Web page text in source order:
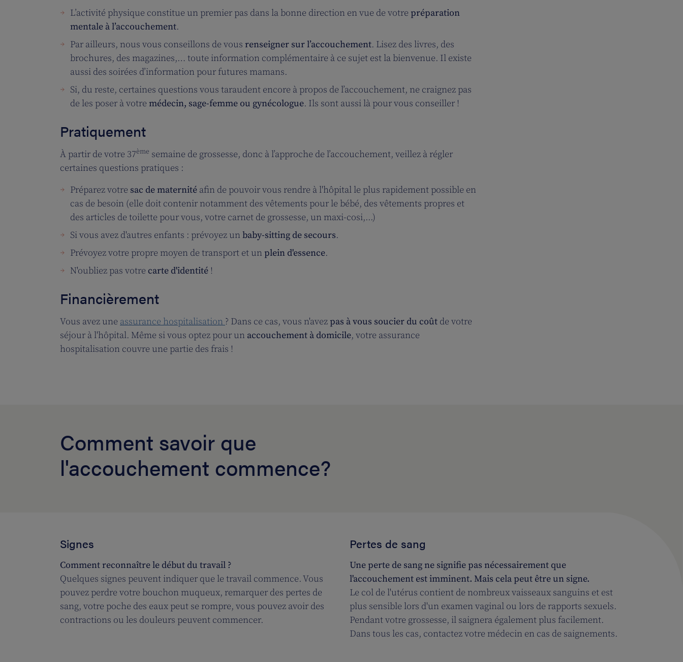
L’activité physique constitue un premier pas dans la bonne direction en vue de votre préparation
mentale à l’accouchement.
Par ailleurs, nous vous conseillons de vous renseigner sur l’accouchement. Lisez des livres, des
brochures, des magazines,… toute information complémentaire à ce sujet est la bienvenue. Il existe
aussi des soirées d’information pour futures mamans.
Si, du reste, certaines questions vous taraudent encore à propos de l’accouchement, ne craignez pas
de les poser à votre médecin, sage-femme ou gynécologue. Ils sont aussi là pour vous conseiller !
Pratiquement
À partir de votre 37ème semaine de grossesse, donc à l’approche de l’accouchement, veillez à régler
certaines questions pratiques :
Préparez votre sac de maternité afin de pouvoir vous rendre à l'hôpital le plus rapidement possible en
cas de besoin (elle doit contenir notamment des vêtements pour le bébé, des vêtements propres et
des articles de toilette pour vous, votre carnet de grossesse, un maxi-cosi,...)
Si vous avez d'autres enfants : prévoyez un baby-sitting de secours.
Prévoyez votre propre moyen de transport et un plein d'essence.
N'oubliez pas votre carte d'identité !
Financièrement
Vous avez une assurance hospitalisation ? Dans ce cas, vous n'avezpas à vous soucier du coût de votre
séjour à l'hôpital. Même si vous optez pour un accouchement à domicile, votre assurance
hospitalisation couvre une partie des frais !
Comment savoir que
l'accouchement commence?
Signes
Comment reconnaître le début du travail ?
Quelques signes peuvent indiquer que le travail commence. Vous
pouvez perdre votre bouchon muqueux, remarquer des pertes de
sang, votre poche des eaux peut se rompre, vous pouvez avoir des
contractions ou les douleurs peuvent commencer.
Pertes de sang
Une perte de sang ne signifie pas nécessairement que
l'accouchement est imminent. Mais cela peut être un signe.
Le col de l'utérus contient de nombreux vaisseaux sanguins et est
plus sensible lors d'un examen vaginal ou lors de rapports sexuels.
Pendant votre grossesse, il saignera également plus facilement.
Dans tous les cas, contactez votre médecin en cas de saignements.